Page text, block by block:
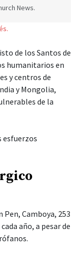
News.
de los Santos de
humanitarios en
y centros de
y Mongolia,
de la
esfuerzos
Camboya, 253
año, a pesar de